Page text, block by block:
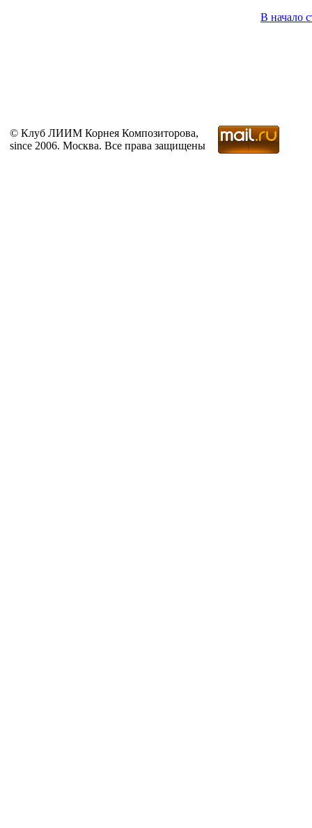
В начало
© Клуб ЛИИМ Корнея Композиторова,
since 2006. Москва. Все права защищены